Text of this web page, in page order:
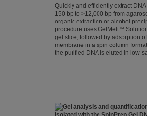
Quickly and efficiently extract
150 bp to >12,000 bp from
organic extraction or alcohol
procedure uses GelMelt™
gel slice, followed by adsorption
membrane in a spin column
the purified DNA is eluted in low-